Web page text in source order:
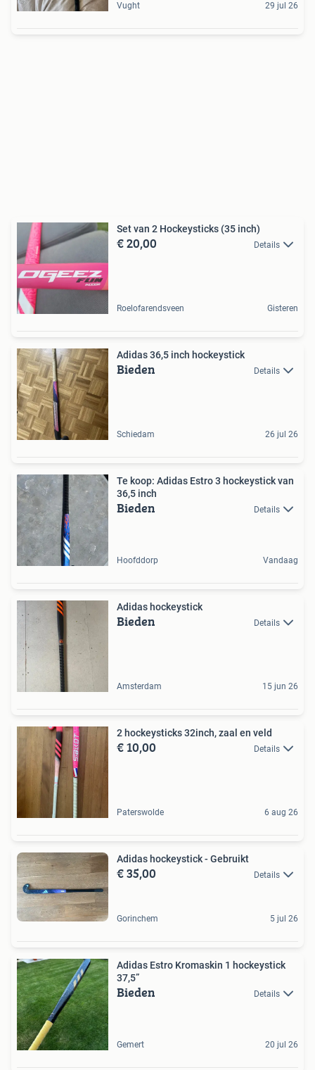
Vught 29 jul 26
Set van 2 Hockeysticks (35 inch)
€ 20,00 Details
Roelofarendsveen Gisteren
Adidas 36,5 inch hockeystick
Bieden Details
Schiedam 26 jul 26
Te koop: Adidas Estro 3 hockeystick van
36,5 inch
Bieden Details
Hoofddorp Vandaag
Adidas hockeystick
Bieden Details
Amsterdam 15 jun 26
2 hockeysticks 32inch, zaal en veld
€ 10,00 Details
Paterswolde 6 aug 26
Adidas hockeystick - Gebruikt
€ 35,00 Details
Gorinchem 5 jul 26
Adidas Estro Kromaskin 1 hockeystick
37,5”
Bieden Details
Gemert 20 jul 26